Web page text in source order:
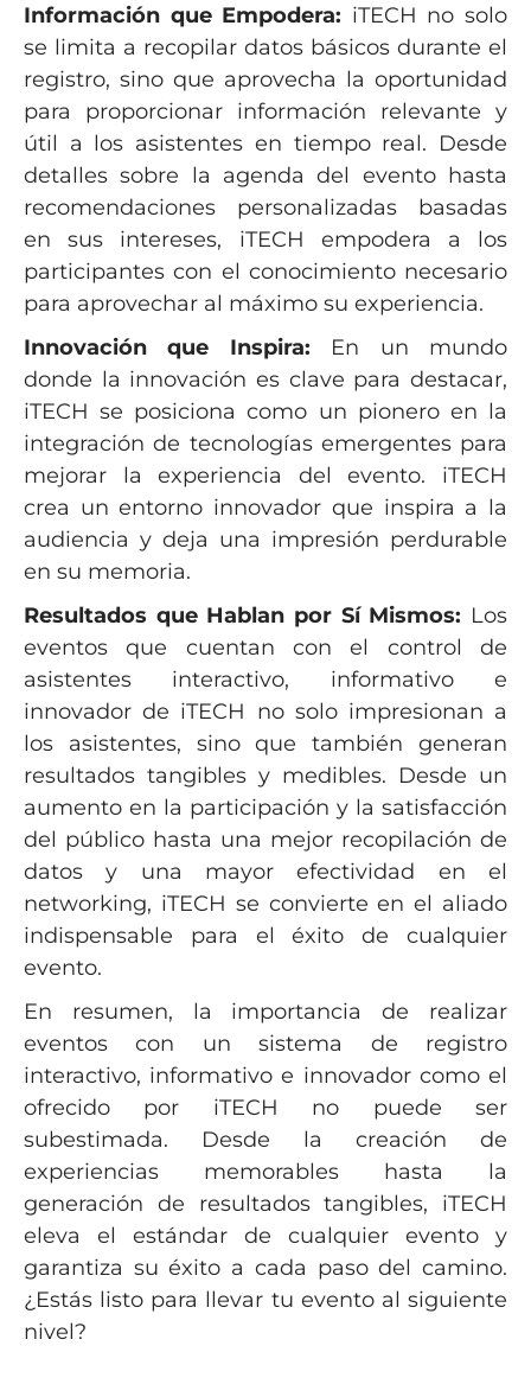
Información que Empodera: iTECH no solo
se limita a recopilar datos básicos durante el
registro, sino que aprovecha la oportunidad
para proporcionar información relevante y
útil a los asistentes en tiempo real. Desde
detalles sobre la agenda del evento hasta
recomendaciones personalizadas basadas
en sus intereses, iTECH empodera a los
participantes con el conocimiento necesario
para aprovechar al máximo su experiencia.
Innovación que Inspira: En un mundo
donde la innovación es clave para destacar,
iTECH se posiciona como un pionero en la
integración de tecnologías emergentes para
mejorar la experiencia del evento. iTECH
crea un entorno innovador que inspira a la
audiencia y deja una impresión perdurable
en su memoria.
Resultados que Hablan por Sí Mismos: Los
eventos que cuentan con el control de
asistentes interactivo, informativo e
innovador de iTECH no solo impresionan a
los asistentes, sino que también generan
resultados tangibles y medibles. Desde un
aumento en la participación y la satisfacción
del público hasta una mejor recopilación de
datos y una mayor efectividad en el
networking, iTECH se convierte en el aliado
indispensable para el éxito de cualquier
evento.
En resumen, la importancia de realizar
eventos con un sistema de registro
interactivo, informativo e innovador como el
ofrecido por iTECH no puede ser
subestimada. Desde la creación de
experiencias memorables hasta la
generación de resultados tangibles, iTECH
eleva el estándar de cualquier evento y
garantiza su éxito a cada paso del camino.
¿Estás listo para llevar tu evento al siguiente
nivel?